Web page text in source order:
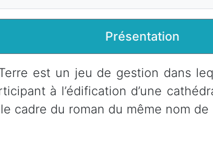
Présentation
est un jeu de gestion dans
à l’édification d’une
cadre du roman du même nom de